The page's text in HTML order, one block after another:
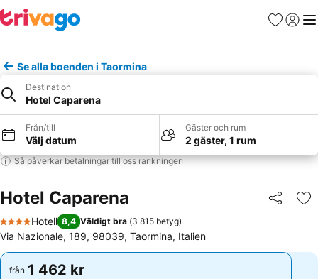
Favoriter
Logga
Se alla boenden i Taormina
Destination
Hotel Caparena
Från/till
Välj datum
Gäster och rum
2 gäster, 1 rum
Så påverkar betalningar till oss rankningen
Hotel Caparena Dela
4 Stjärnor
Hotell 8,4 Väldigt bra (3 815 betyg)
Via Nazionale, 189, 98039, Taormina, Italien
från 1 462 kr
från 1 462 kr